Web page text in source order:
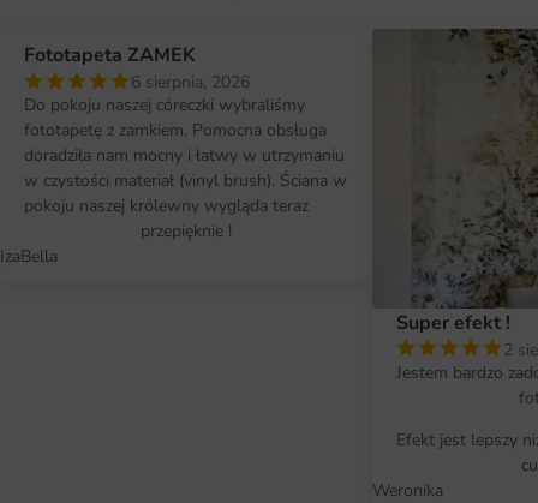
Fototapeta ZAMEK
6 sierpnia, 2026
Do pokoju naszej córeczki wybraliśmy
fototapetę z zamkiem. Pomocna obsługa
doradziła nam mocny i łatwy w utrzymaniu
w czystości materiał (vinyl brush). Ściana w
pokoju naszej królewny wygląda teraz
przepięknie !
IzaBella
Super efekt !
2
Jestem bardzo
Efekt jest lepszy
Weronika